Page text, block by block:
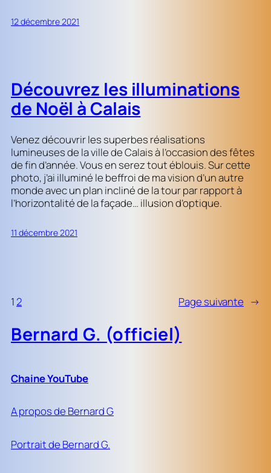
12 décembre 2021
Découvrez les illuminations
de Noël à Calais
Venez découvrir les superbes réalisations
lumineuses de la ville de Calais à l’occasion des fêtes
de fin d’année. Vous en serez tout éblouis. Sur cette
photo, j’ai illuminé le beffroi de ma vision d’un autre
monde avec un plan incliné de la tour par rapport à
l’horizontalité de la façade… illusion d’optique.
11 décembre 2021
1 2 Page suivante →
Bernard G. (officiel)
Chaine YouTube
A propos de Bernard G
Portrait de Bernard G.